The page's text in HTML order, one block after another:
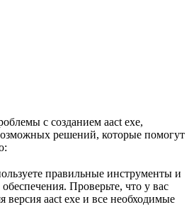
с созданием aact exe,
решений, которые помогут
правильные инструменты и
Проверьте, что у вас
версия aact exe и все необходимые